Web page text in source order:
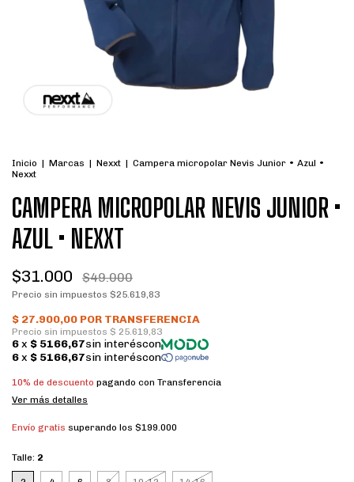
Inicio | Marcas | Nexxt | Campera micropolar Nevis Junior • Azul •
Nexxt
CAMPERA MICROPOLAR NEVIS JUNIOR •
AZUL • NEXXT
$31.000 $49.000
Precio sin impuestos $25.619,83
10% de descuento pagando con Transferencia
Ver más detalles
Envío gratis superando los $199.000
Talle: 2